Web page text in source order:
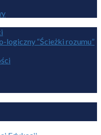
logiczny “Ścieżki rozumu”